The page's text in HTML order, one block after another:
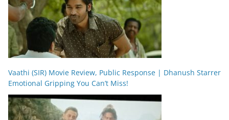
Vaathi (SIR) Movie Review, Public Response | Dhanush Starrer
Emotional Gripping You Can’t Miss!